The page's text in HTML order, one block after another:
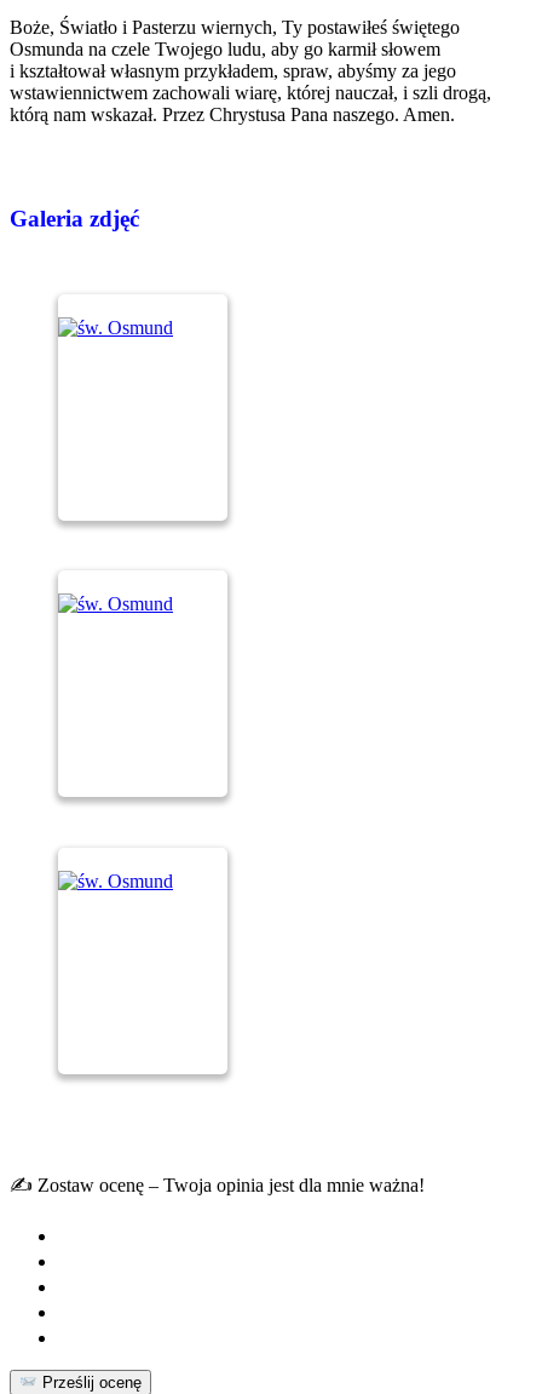
Boże, Światło i Pasterzu wiernych, Ty postawiłeś świętego
Osmunda na czele Twojego ludu, aby go karmił słowem
i kształtował własnym przykładem, spraw, abyśmy za jego
wstawiennictwem zachowali wiarę, której nauczał, i szli drogą,
którą nam wskazał. Przez Chrystusa Pana naszego. Amen.
Galeria zdjęć
✍️ Zostaw ocenę – Twoja opinia jest dla mnie ważna!
Prześlij ocenę